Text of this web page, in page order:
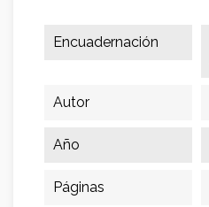
Encuadernación
Autor
Año
Páginas